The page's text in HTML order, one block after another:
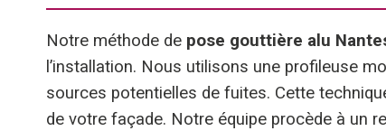
Notre méthode de pose gouttière alu
l’installation. Nous utilisons une profileuse
sources potentielles de fuites. Cette
de votre façade. Notre équipe procède à un